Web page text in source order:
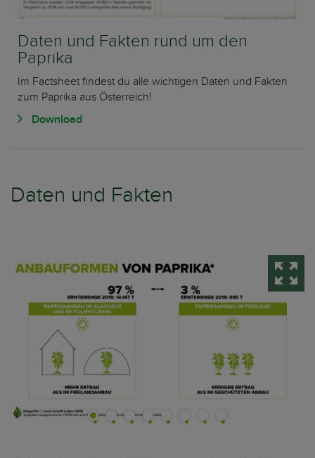
Daten und Fakten rund um den
Paprika
Im Factsheet findest du alle wichtigen Daten und Fakten
zum Paprika aus Österreich!
Download
Daten und Fakten